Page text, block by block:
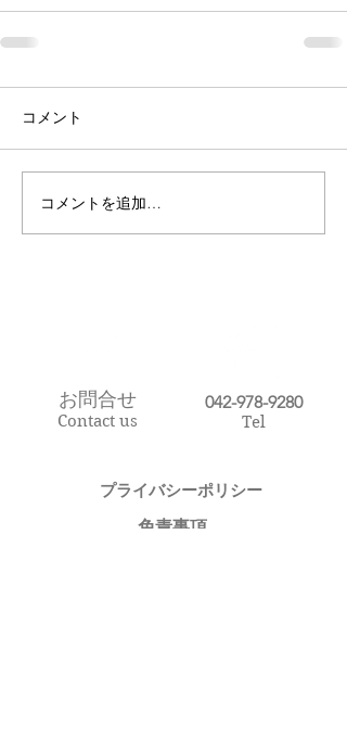
コメント
コメントを追加…
お問合せ
Contact us
​042-978-9280
Tel
プライバシーポリシー​
​免責事項